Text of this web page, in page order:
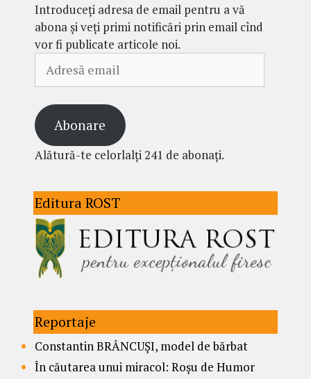
Introduceți adresa de email pentru a vă
abona și veți primi notificări prin email cînd
vor fi publicate articole noi.
email
Abonare
Alătură-te celorlalți 241 de abonați.
Editura ROST
Reportaje
Constantin BRÂNCUȘI, model de bărbat
În căutarea unui miracol: Roșu de Humor